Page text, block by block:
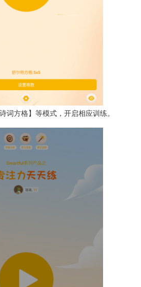
词方格】等模式，开启相应训练。